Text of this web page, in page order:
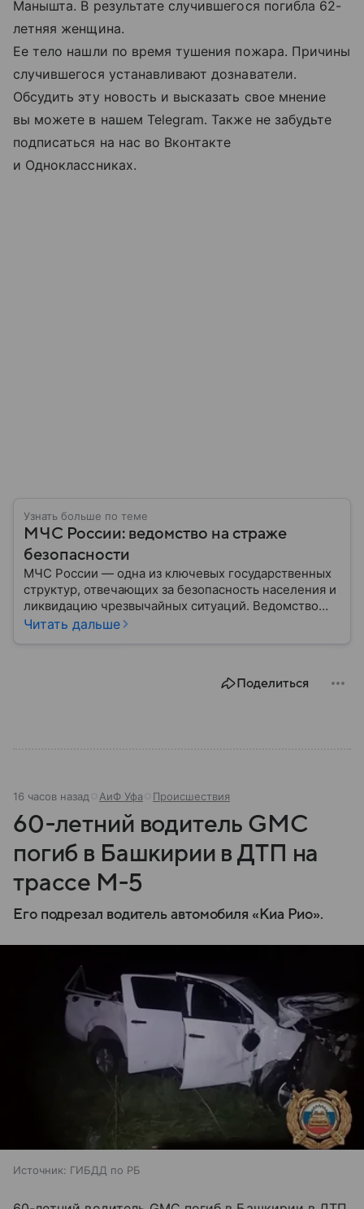
Манышта. В результате случившегося погибла 62-
летняя женщина.
Ее тело нашли по время тушения пожара. Причины
случившегося устанавливают дознаватели.
Обсудить эту новость и высказать свое мнение
вы можете в нашем Telegram. Также не забудьте
подписаться на нас во Вконтакте
и Одноклассниках.
Узнать больше по теме
МЧС России: ведомство на страже
безопасности
МЧС России — одна из ключевых государственных
структур, отвечающих за безопасность населения и
ликвидацию чрезвычайных ситуаций. Ведомство
играет важную роль в защите граждан от
задачи выполняет и какую роль играет в
Читать дальше
Поделиться
16 часов назад АиФ Уфа Происшествия
60-летний водитель GMC
погиб в Башкирии в ДТП на
трассе М-5
Его подрезал водитель автомобиля «Киа Рио».
Источник: ГИБДД по РБ